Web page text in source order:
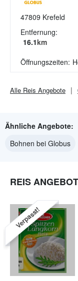
47809 Krefeld
Entfernung:
16.1km
Öffnungszeiten:
Alle Reis Angebote
Ähnliche Angebote:
Bohnen bei Globus
REIS
Verpasst!